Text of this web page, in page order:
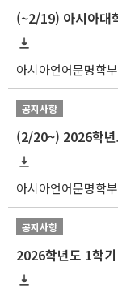
아시아언어문명학부
공지사항
아시아언어문명학부
공지사항
2026학년도 1학